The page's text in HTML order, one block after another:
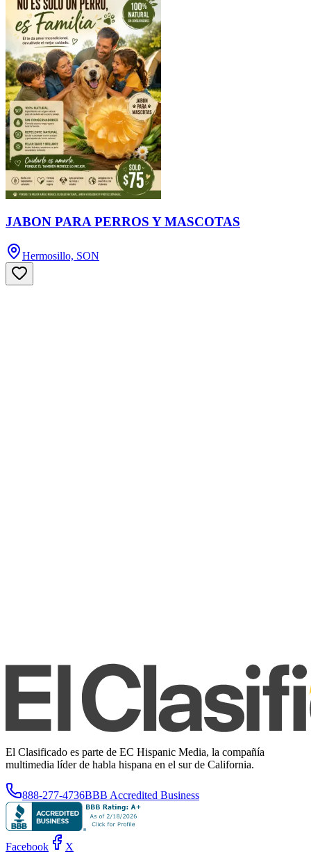
JABON PARA PERROS Y MASCOTAS
Hermosillo, SON
El Clasificado es parte de EC Hispanic Media, la compañía
multimedia líder de habla hispana en el sur de California.
888-277-4736BBB Accredited Business
Facebook X